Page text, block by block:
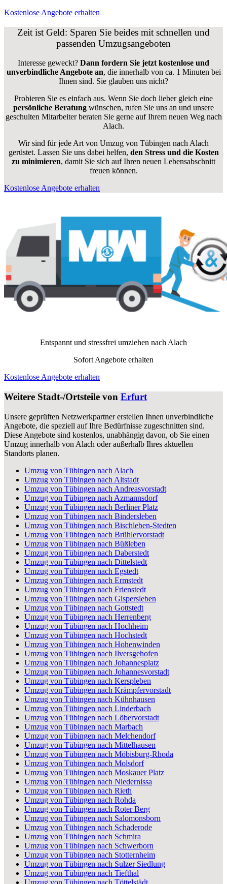
Kostenlose Angebote erhalten
Zeit ist Geld: Sparen Sie beides mit schnellen und
passenden Umzugsangeboten
Interesse geweckt? Dann fordern Sie jetzt kostenlose und
unverbindliche Angebote an, die innerhalb von ca. 1 Minuten bei
Ihnen sind. Sie glauben uns nicht?
Probieren Sie es einfach aus. Wenn Sie doch lieber gleich eine
persönliche Beratung wünschen, rufen Sie uns an und unsere
geschulten Mitarbeiter beraten Sie gerne auf Ihrem neuen Weg nach
Alach.
Wir sind für jede Art von Umzug von Tübingen nach Alach
gerüstet. Lassen Sie uns dabei helfen, den Stress und die Kosten
zu minimieren, damit Sie sich auf Ihren neuen Lebensabschnitt
freuen können.
Kostenlose Angebote erhalten
Entspannt und stressfrei umziehen nach Alach
Sofort Angebote erhalten
Kostenlose Angebote erhalten
Weitere Stadt-/Ortsteile von Erfurt
Unsere geprüften Netzwerkpartner erstellen Ihnen unverbindliche
Angebote, die speziell auf Ihre Bedürfnisse zugeschnitten sind.
Diese Angebote sind kostenlos, unabhängig davon, ob Sie einen
Umzug innerhalb von Alach oder außerhalb Ihres aktuellen
Standorts planen.
Umzug von Tübingen nach Alach
Umzug von Tübingen nach Altstadt
Umzug von Tübingen nach Andreasvorstadt
Umzug von Tübingen nach Azmannsdorf
Umzug von Tübingen nach Berliner Platz
Umzug von Tübingen nach Bindersleben
Umzug von Tübingen nach Bischleben-Stedten
Umzug von Tübingen nach Brühlervorstadt
Umzug von Tübingen nach Büßleben
Umzug von Tübingen nach Daberstedt
Umzug von Tübingen nach Dittelstedt
Umzug von Tübingen nach Egstedt
Umzug von Tübingen nach Ermstedt
Umzug von Tübingen nach Frienstedt
Umzug von Tübingen nach Gispersleben
Umzug von Tübingen nach Gottstedt
Umzug von Tübingen nach Herrenberg
Umzug von Tübingen nach Hochheim
Umzug von Tübingen nach Hochstedt
Umzug von Tübingen nach Hohenwinden
Umzug von Tübingen nach Ilversgehofen
Umzug von Tübingen nach Johannesplatz
Umzug von Tübingen nach Johannesvorstadt
Umzug von Tübingen nach Kerspleben
Umzug von Tübingen nach Krämpfervorstadt
Umzug von Tübingen nach Kühnhausen
Umzug von Tübingen nach Linderbach
Umzug von Tübingen nach Löbervorstadt
Umzug von Tübingen nach Marbach
Umzug von Tübingen nach Melchendorf
Umzug von Tübingen nach Mittelhausen
Umzug von Tübingen nach Möbisburg-Rhoda
Umzug von Tübingen nach Molsdorf
Umzug von Tübingen nach Moskauer Platz
Umzug von Tübingen nach Niedernissa
Umzug von Tübingen nach Rieth
Umzug von Tübingen nach Rohda
Umzug von Tübingen nach Roter Berg
Umzug von Tübingen nach Salomonsborn
Umzug von Tübingen nach Schaderode
Umzug von Tübingen nach Schmira
Umzug von Tübingen nach Schwerborn
Umzug von Tübingen nach Stotternheim
Umzug von Tübingen nach Sulzer Siedlung
Umzug von Tübingen nach Tiefthal
Umzug von Tübingen nach Töttelstädt